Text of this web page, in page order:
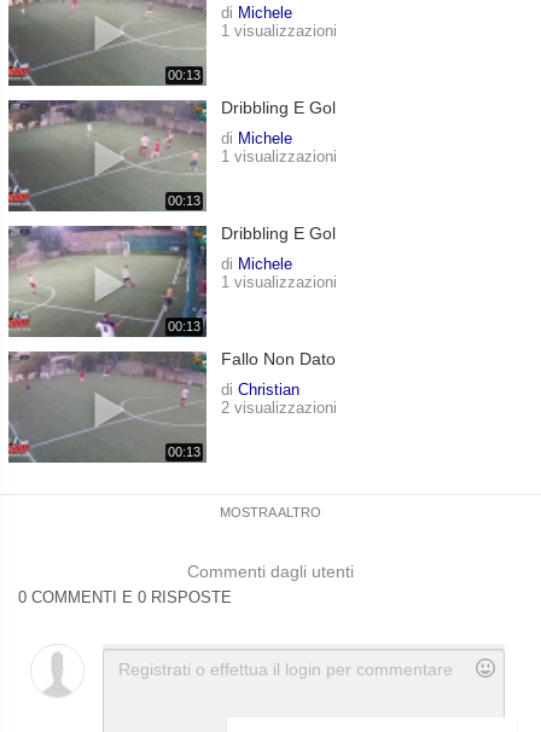
00:13
di Michele
1 visualizzazioni
00:13
Dribbling E Gol
di Michele
1 visualizzazioni
00:13
Dribbling E Gol
di Michele
1 visualizzazioni
00:13
Fallo Non Dato
di Christian
2 visualizzazioni
MOSTRA ALTRO
Commenti dagli utenti
0 COMMENTI E 0 RISPOSTE